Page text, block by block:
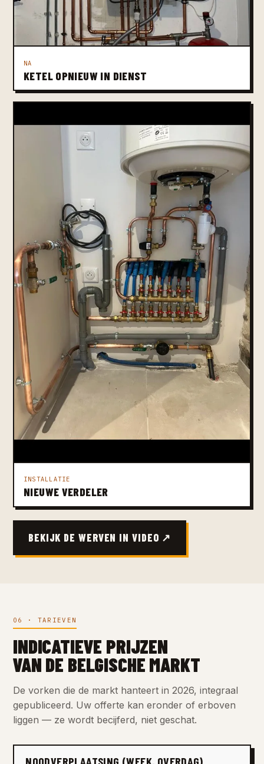
NA
KETEL OPNIEUW IN DIENST
INSTALLATIE
NIEUWE VERDELER
BEKIJK DE WERVEN IN VIDEO ↗
06 · TARIEVEN
INDICATIEVE PRIJZEN
VAN DE BELGISCHE MARKT
De vorken die de markt hanteert in 2026, integraal
gepubliceerd. Uw offerte kan eronder of erboven
liggen — ze wordt becijferd, niet geschat.
NOODVERPLAATSING (WEEK, OVERDAG)